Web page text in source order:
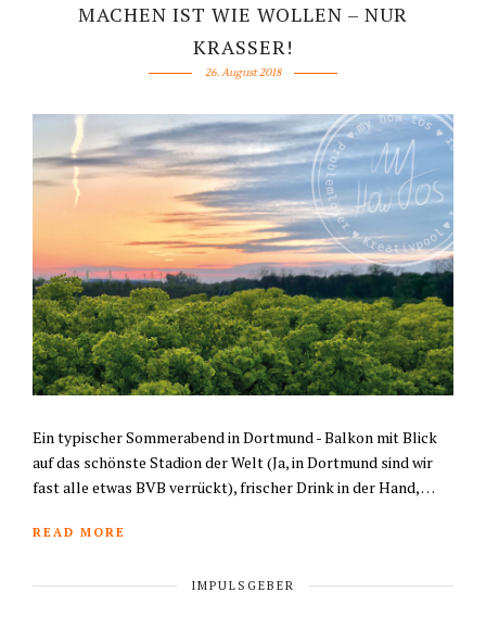
MACHEN IST WIE WOLLEN – NUR
KRASSER!
26. August 2018
Ein typischer Sommerabend in Dortmund - Balkon mit Blick
auf das schönste Stadion der Welt (Ja, in Dortmund sind wir
fast alle etwas BVB verrückt), frischer Drink in der Hand, …
READ MORE
IMPULSGEBER